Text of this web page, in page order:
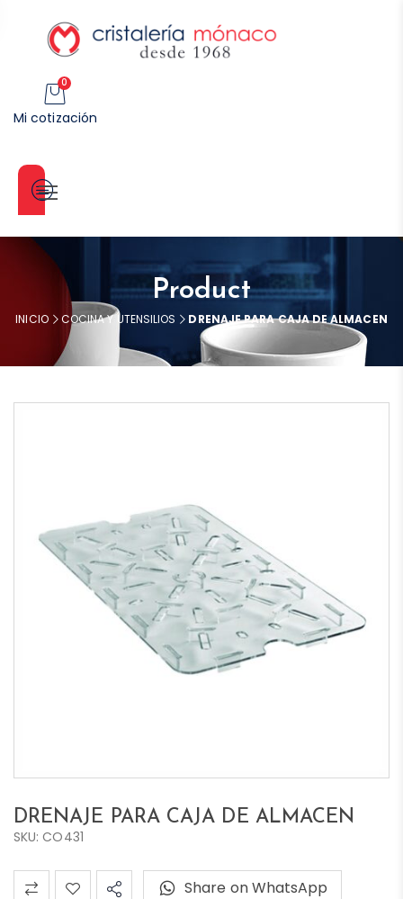
0
Mi cotización
Categorías
Product
INICIO COCINA Y UTENSILIOS DRENAJE PARA CAJA DE ALMACEN
DRENAJE PARA CAJA DE ALMACEN
SKU: CO431
Share on WhatsApp